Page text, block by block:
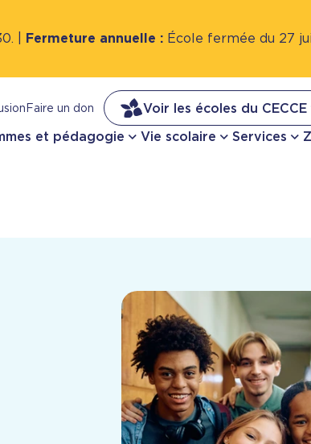
| Fermeture annuelle : École fermée du 27
Faire un don Voir les écoles du CECCE
et pédagogie Vie scolaire Services